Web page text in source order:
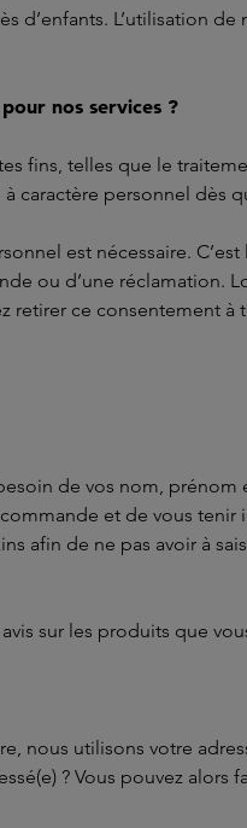
d’enfants. L’utilisation
nos services ?
fins, telles que le
caractère personnel dès
est nécessaire.
ou d’une réclamation.
retirer ce consentement à
de vos nom,
et de vous
afin de ne pas avoir à
sur les produits que
nous utilisons votre
? Vous pouvez